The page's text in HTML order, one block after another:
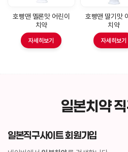
호빵맨 멜론맛 어린이
치약
자세히보기
호빵맨 딸기맛
치약
자세히보기
일본치약
일본직구사이트 회원가입